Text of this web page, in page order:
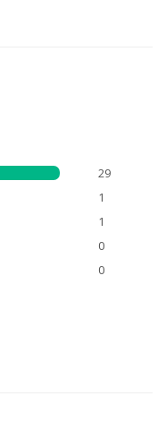
29
1
1
0
0